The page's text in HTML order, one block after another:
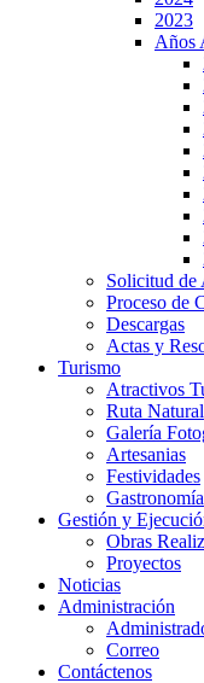
2023
Años
Solicitud
Proceso de
Descargas
Actas y
Turismo
Atractivos
Ruta Natural
Galería
Artesanias
Festividades
Gastronomía
Gestión y
Obras
Proyectos
Noticias
Administración
Correo
Contáctenos